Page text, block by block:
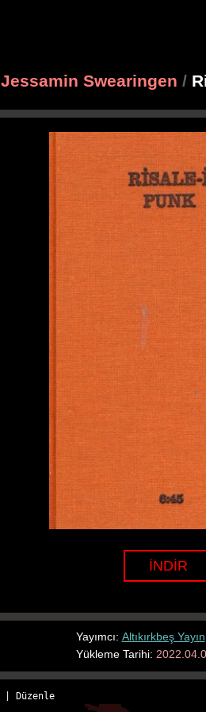
Jessamin Swearingen /
İNDİR
Yayımcı: Altıkırkbeş Yayın
Yükleme Tarihi:
Düzenle